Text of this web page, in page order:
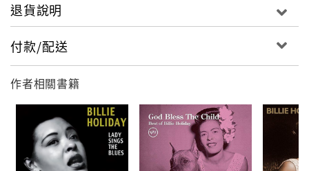
退貨說明
付款/配送
作者相關書籍